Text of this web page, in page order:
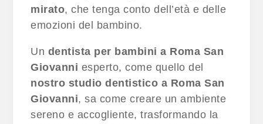
mirato, che tenga conto dell’età e delle
emozioni del bambino.
Un dentista per bambini a Roma San
Giovanni esperto, come quello del
nostro studio dentistico a Roma San
Giovanni, sa come creare un ambiente
sereno e accogliente, trasformando la